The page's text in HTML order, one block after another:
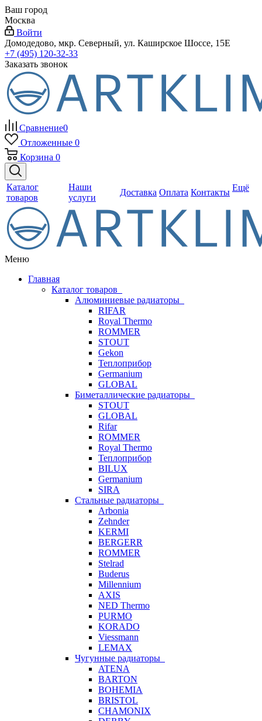
Ваш город
Москва
Войти
Домодедово, мкр. Северный, ул. Каширское Шоссе, 15Е
+7 (495) 120-32-33
Заказать звонок
Сравнение0
Отложенные 0
Корзина 0
Каталог
товаров
Наши
услуги
Доставка Оплата Контакты Ещё
Меню
Главная
Каталог товаров
Алюминиевые радиаторы
RIFAR
Royal Thermo
ROMMER
STOUT
Gekon
Теплоприбор
Germanium
GLOBAL
Биметаллические радиаторы
STOUT
GLOBAL
Rifar
ROMMER
Royal Thermo
Теплоприбор
BILUX
Germanium
SIRA
Стальные радиаторы
Arbonia
Zehnder
KERMI
BERGERR
ROMMER
Stelrad
Buderus
Millennium
AXIS
NED Thermo
PURMO
KORADO
Viessmann
LEMAX
Чугунные радиаторы
ATENA
BARTON
BOHEMIA
BRISTOL
CHAMONIX